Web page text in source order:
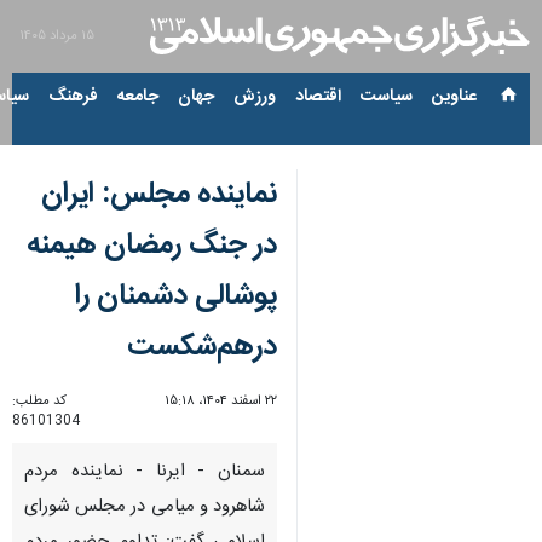
۱۵ مرداد ۱۴۰۵
عناوین‌ سیاست اقتصاد ورزش جهان جامعه فرهنگ
نماینده مجلس: ایران
در جنگ رمضان هیمنه
پوشالی دشمنان را
درهم‌شکست
۲۲ اسفند ۱۴۰۴، ۱۵:۱۸
کد مطلب:
86101304
سمنان - ایرنا - نماینده مردم
شاهرود و میامی در مجلس شورای